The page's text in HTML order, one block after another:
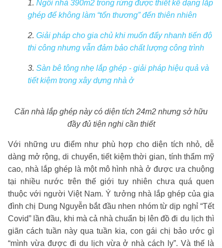
1. Ngôi nhà 390m2 trong rừng được thiết kế dạng lắp
ghép để không làm “tổn thương” đến thiên nhiên
2. Giải pháp cho gia chủ khi muốn đẩy nhanh tiến độ
thi công nhưng vẫn đảm bảo chất lượng công trình
3. Sàn bê tông nhẹ lắp ghép - giải pháp hiệu quả và
tiết kiệm trong xây dựng nhà ở
Căn nhà lắp ghép này có diện tích 24m2 nhưng sở hữu
đầy đủ tiện nghi cần thiết
Với những ưu điểm như phù hợp cho diện tích nhỏ, dễ
dàng mở rộng, di chuyển, tiết kiệm thời gian, tính thẩm mỹ
cao, nhà lắp ghép là một mô hình nhà ở được ưa chuộng
tại nhiều nước trên thế giới tuy nhiên chưa quá quen
thuộc với người Việt Nam. Ý tưởng nhà lắp ghép của gia
đình chị Dung Nguyễn bắt đầu nhen nhóm từ dịp nghỉ “Tết
Covid” lần đầu, khi mà cả nhà chuẩn bị lên đồ đi du lịch thì
giãn cách tuần này qua tuần kia, con gái chị bảo ước gì
“mình vừa được đi du lịch vừa ở nhà cách ly”. Và thế là